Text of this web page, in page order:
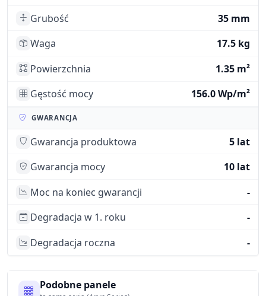
Grubość
35 mm
Waga
17.5 kg
Powierzchnia
1.35 m²
Gęstość mocy
156.0 Wp/m²
GWARANCJA
Gwarancja produktowa
5 lat
Gwarancja mocy
10 lat
Moc na koniec gwarancji
-
Degradacja w 1. roku
-
Degradacja roczna
-
Podobne panele